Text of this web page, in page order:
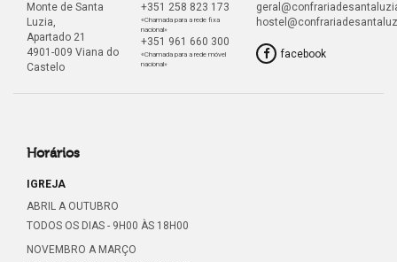
Monte de Santa
Luzia,
Apartado 21
4901-009 Viana do
Castelo
+351 258 823 173
«Chamada para a rede fixa
nacional»
+351 961 660 300
«Chamada para a rede móvel
nacional»
facebook
Horários
IGREJA
ABRIL A OUTUBRO
TODOS OS DIAS - 9H00 ÀS 18H00
NOVEMBRO A MARÇO